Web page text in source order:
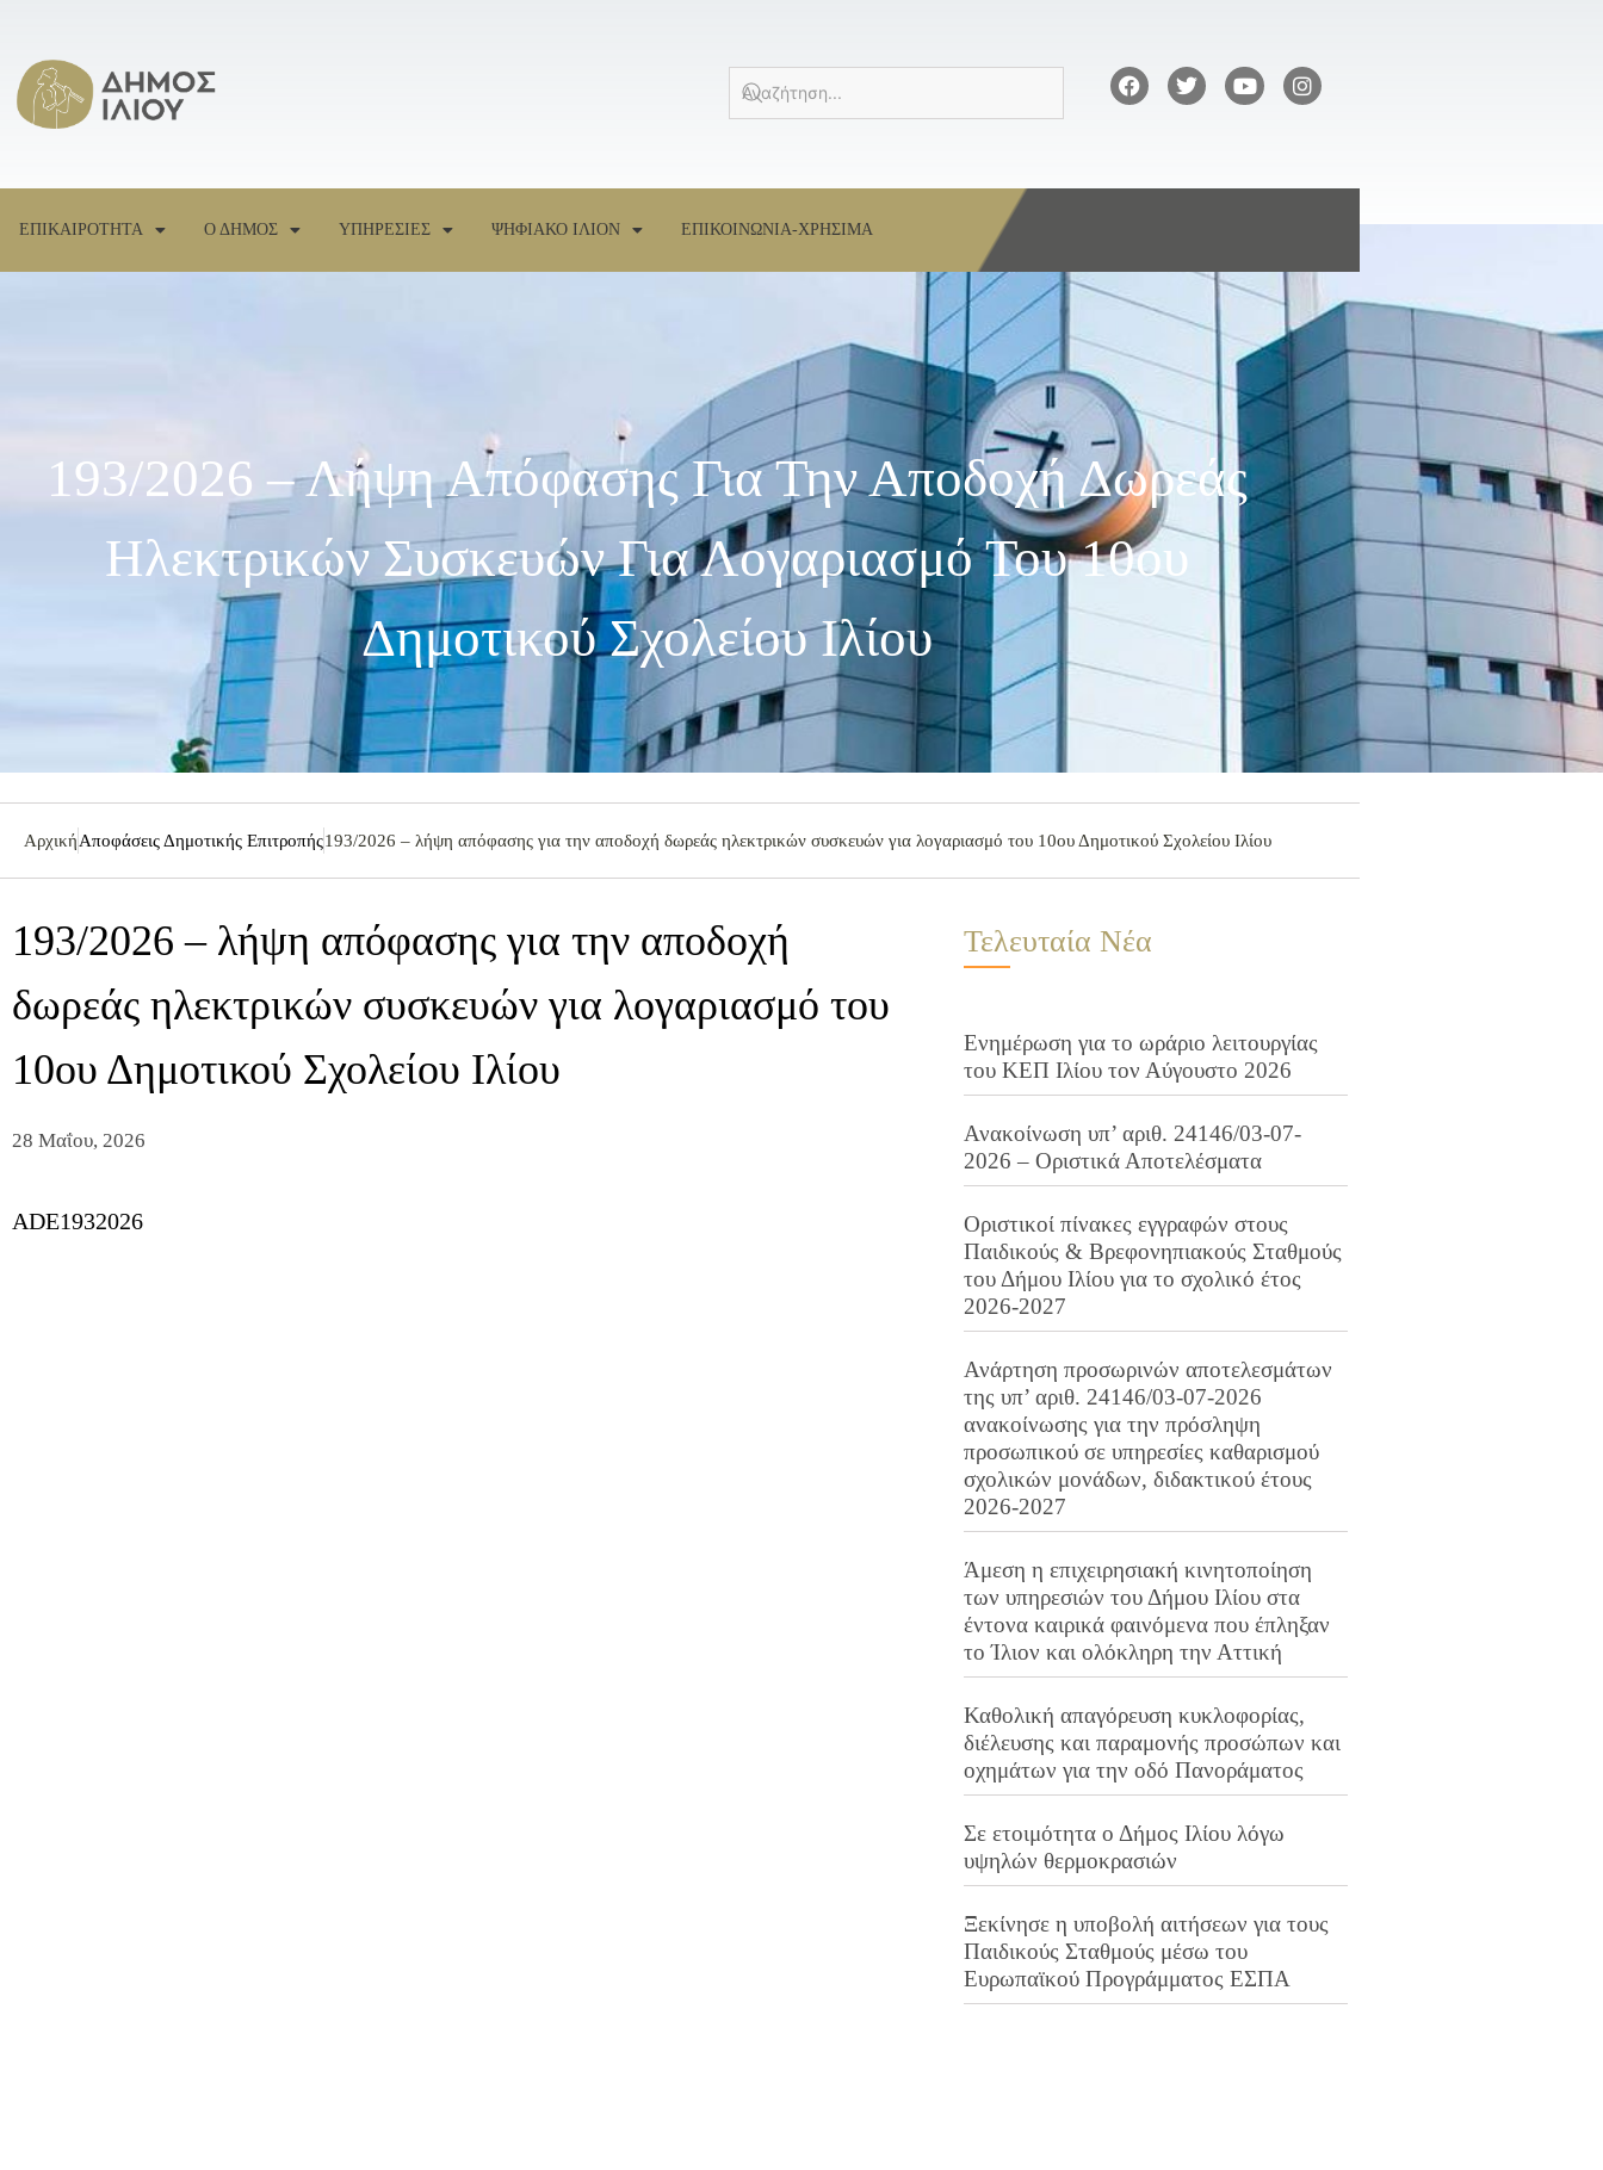
ΕΠΙΚΑΙΡΟΤΗΤΑ Ο ΔΗΜΟΣ ΥΠΗΡΕΣΙΕΣ ΨΗΦΙΑΚΟ ΙΛΙΟΝ ΕΠΙΚΟΙΝΩΝΙΑ-ΧΡΗΣΙΜΑ
193/2026 – Λήψη Απόφασης Για Την Αποδοχή Δωρεάς
Ηλεκτρικών Συσκευών Για Λογαριασμό Του 10ου
Δημοτικού Σχολείου Ιλίου
ΑρχικήΑποφάσεις Δημοτικής Επιτροπής193/2026 – λήψη απόφασης για την αποδοχή δωρεάς ηλεκτρικών συσκευών για λογαριασμό του 10ου Δημοτικού Σχολείου Ιλίου
193/2026 – λήψη απόφασης για την αποδοχή
δωρεάς ηλεκτρικών συσκευών για λογαριασμό του
10ου Δημοτικού Σχολείου Ιλίου
28 Μαΐου, 2026
ADE1932026
Τελευταία Νέα
Ενημέρωση για το ωράριο λειτουργίας
του ΚΕΠ Ιλίου τον Αύγουστο 2026
Ανακοίνωση υπ’ αριθ. 24146/03-07-
2026 – Οριστικά Αποτελέσματα
Οριστικοί πίνακες εγγραφών στους
Παιδικούς & Βρεφονηπιακούς Σταθμούς
του Δήμου Ιλίου για το σχολικό έτος
2026-2027
Ανάρτηση προσωρινών αποτελεσμάτων
της υπ’ αριθ. 24146/03-07-2026
ανακοίνωσης για την πρόσληψη
προσωπικού σε υπηρεσίες καθαρισμού
σχολικών μονάδων, διδακτικού έτους
2026-2027
Άμεση η επιχειρησιακή κινητοποίηση
των υπηρεσιών του Δήμου Ιλίου στα
έντονα καιρικά φαινόμενα που έπληξαν
το Ίλιον και ολόκληρη την Αττική
Καθολική απαγόρευση κυκλοφορίας,
διέλευσης και παραμονής προσώπων και
οχημάτων για την οδό Πανοράματος
Σε ετοιμότητα ο Δήμος Ιλίου λόγω
υψηλών θερμοκρασιών
Ξεκίνησε η υποβολή αιτήσεων για τους
Παιδικούς Σταθμούς μέσω του
Ευρωπαϊκού Προγράμματος ΕΣΠΑ